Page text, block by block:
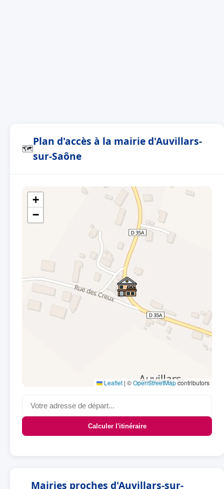
🗺
Plan d'accès à la mairie d'Auvillars-
sur-Saône
+
−
Leaflet | ©OpenStreetMapcontributors
Calculer l'itinéraire
Mairies proches d'Auvillars-sur-